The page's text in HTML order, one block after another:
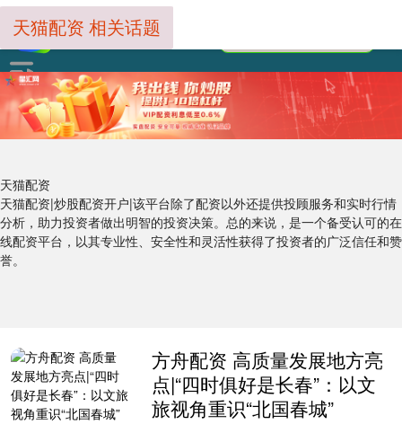
天猫配资
天猫配资|炒股配资开户|该平台除了配资以外还提供投顾服务和实时行情
分析，助力投资者做出明智的投资决策。总的来说，是一个备受认可的在
线配资平台，以其专业性、安全性和灵活性获得了投资者的广泛信任和赞
誉。
天猫配资 相关话题
方舟配资 高质量发展地方亮
点|“四时俱好是长春”：以文
旅视角重识“北国春城”